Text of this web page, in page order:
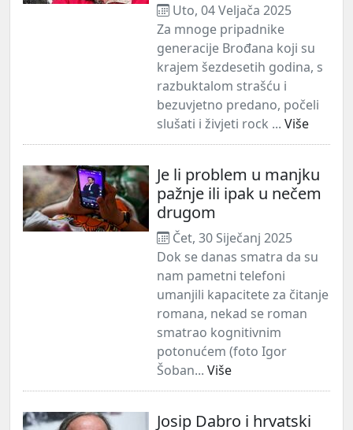
Uto, 04 Veljača 2025
Za mnoge pripadnike
generacije Brođana koji su
krajem šezdesetih godina, s
razbuktalom strašću i
bezuvjetno predano, počeli
slušati i živjeti rock ... Više
Je li problem u manjku
pažnje ili ipak u nečem
drugom
Čet, 30 Siječanj 2025
Dok se danas smatra da su
nam pametni telefoni
umanjili kapacitete za čitanje
romana, nekad se roman
smatrao kognitivnim
potonućem (foto Igor
Šoban... Više
Josip Dabro i hrvatski